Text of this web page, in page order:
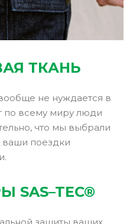
ТКАНЬ
не нуждается в
по всему миру люди
что мы выбрали
ваши поездки
SAS–TEC®